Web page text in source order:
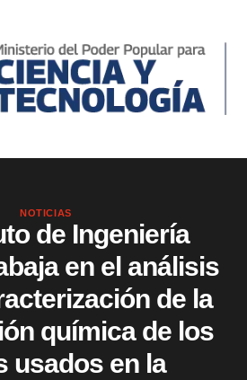
NOTICIAS
de Ingeniería
en el análisis
de la
química de los
usados en la